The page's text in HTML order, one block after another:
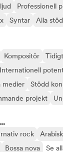
Professionell
Syntar Alla stöd
Kompositör
Internationell
medier
Stödd
projekt
rock
Bossa nova Se